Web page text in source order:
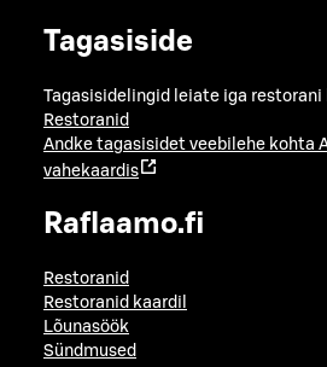
Tagasiside
Tagasisidelingid leiate iga restorani
Restoranid
Andke tagasisidet veebilehe kohta
vahekaardis
Raflaamo.fi
Restoranid
Restoranid kaardil
Lõunasöök
Sündmused